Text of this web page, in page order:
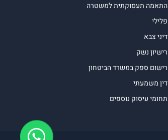
התאמה תעסוקתית למשטרה
פלילי
דיני צבא
רישיון נשק
רישום ספק במשרד הביטחון
דין משמעתי
תחומי עיסוק נוספים